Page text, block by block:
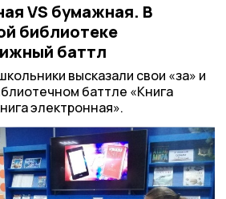
VS бумажная. В
библиотеке
баттл
высказали свои «за» и
баттле «Книга
электронная».